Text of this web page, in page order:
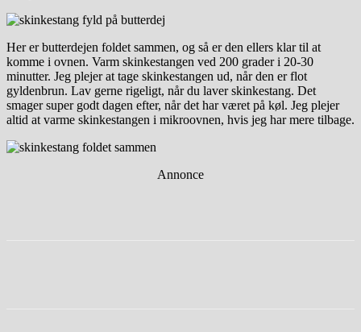
Her er butterdejen foldet sammen, og så er den ellers klar til at
komme i ovnen. Varm skinkestangen ved 200 grader i 20-30
minutter. Jeg plejer at tage skinkestangen ud, når den er flot
gyldenbrun. Lav gerne rigeligt, når du laver skinkestang. Det
smager super godt dagen efter, når det har været på køl. Jeg plejer
altid at varme skinkestangen i mikroovnen, hvis jeg har mere tilbage.
Annonce